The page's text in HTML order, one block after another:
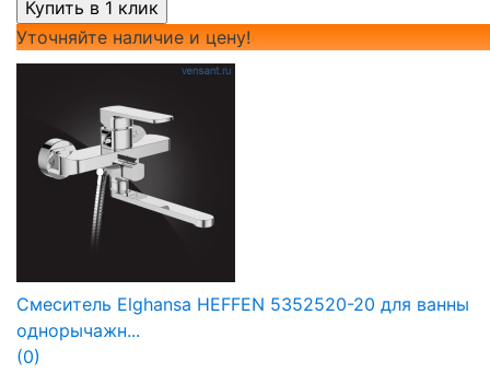
избранное сравнить
Уточняйте наличие и цену!
Смеситель Elghansa HEFFEN 5352520-20 для ванны
однорычажн...
(0)